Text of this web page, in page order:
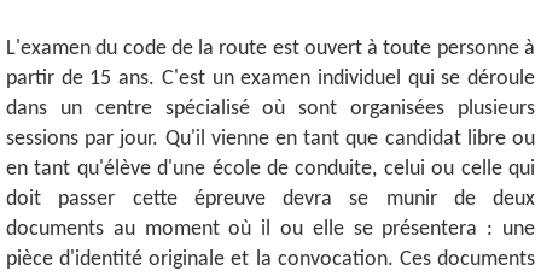
L'examen du code de la route est ouvert à toute personne à
partir de 15 ans. C'est un examen individuel qui se déroule
dans un centre spécialisé où sont organisées plusieurs
sessions par jour. Qu'il vienne en tant que candidat libre ou
en tant qu'élève d'une école de conduite, celui ou celle qui
doit passer cette épreuve devra se munir de deux
documents au moment où il ou elle se présentera : une
pièce d'identité originale et la convocation. Ces documents